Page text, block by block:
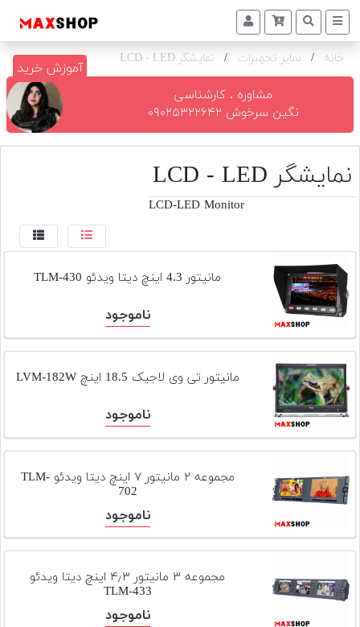
دوربین
و
تجهیزات
و
اکسسوری
بازار
خرید
اقساطی
اجاره
دوربین
و
تجهیزات
مکث
پلاس
محصول
دست
دوم
دوربین
خانه / سایر تجهیزات / نمایشگر LCD - LED
مشاوره . کارشناسی
نگین سرخوش ۰۹۰۲۵۳۲۲۶۴۲
نمایشگر LCD - LED
LCD-LED Monitor
آموزش خرید
مانیتور 4.3 اینچ دیتا ویدئو TLM-430
ناموجود
مانیتور تی وی لاجیک 18.5 اینچ LVM-182W
ناموجود
مجموعه ۲ مانیتور ۷ اینچ دیتا ویدئو TLM-
702
ناموجود
مجموعه ۳ مانیتور ۴٫۳ اینچ دیتا ویدئو
TLM-433
ناموجود